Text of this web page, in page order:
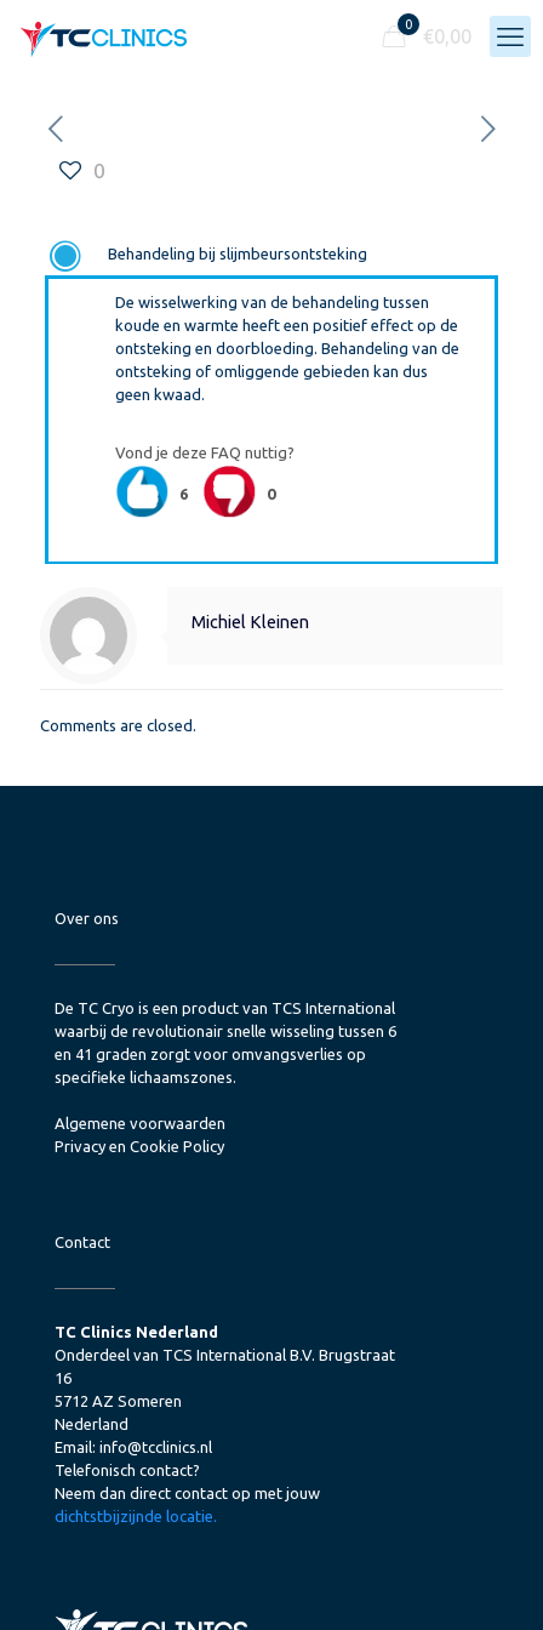
0
€0,00
0
F Behandeling bij slijmbeursontsteking
De wisselwerking van de behandeling tussen
koude en warmte heeft een positief effect op de
ontsteking en doorbloeding. Behandeling van de
ontsteking of omliggende gebieden kan dus
geen kwaad.
Vond je deze FAQ nuttig?
6 0
Michiel Kleinen
Comments are closed.
Over ons
De TC Cryo is een product van TCS International
waarbij de revolutionair snelle wisseling tussen 6
en 41 graden zorgt voor omvangsverlies op
specifieke lichaamszones.
Algemene voorwaarden
Privacy en Cookie Policy
Contact
TC Clinics Nederland
Onderdeel van TCS International B.V. Brugstraat
16
5712 AZ Someren
Nederland
Email: info@tcclinics.nl
Telefonisch contact?
Neem dan direct contact op met jouw
dichtstbijzijnde locatie.